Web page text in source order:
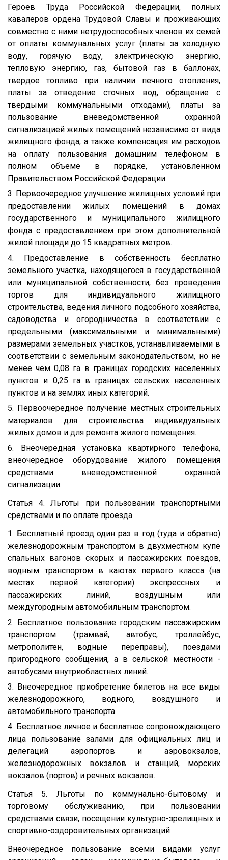
Героев Труда Российской Федерации, полных
кавалеров ордена Трудовой Славы и проживающих
совместно с ними нетрудоспособных членов их семей
от оплаты коммунальных услуг (платы за холодную
воду, горячую воду, электрическую энергию,
тепловую энергию, газ, бытовой газ в баллонах,
твердое топливо при наличии печного отопления,
платы за отведение сточных вод, обращение с
твердыми коммунальными отходами), платы за
пользование вневедомственной охранной
сигнализацией жилых помещений независимо от вида
жилищного фонда, а также компенсация им расходов
на оплату пользования домашним телефоном в
полном объеме в порядке, установленном
Правительством Российской Федерации.
3. Первоочередное улучшение жилищных условий при
предоставлении жилых помещений в домах
государственного и муниципального жилищного
фонда с предоставлением при этом дополнительной
жилой площади до 15 квадратных метров.
4. Предоставление в собственность бесплатно
земельного участка, находящегося в государственной
или муниципальной собственности, без проведения
торгов для индивидуального жилищного
строительства, ведения личного подсобного хозяйства,
садоводства и огородничества в соответствии с
предельными (максимальными и минимальными)
размерами земельных участков, устанавливаемыми в
соответствии с земельным законодательством, но не
менее чем 0,08 га в границах городских населенных
пунктов и 0,25 га в границах сельских населенных
пунктов и на землях иных категорий.
5. Первоочередное получение местных строительных
материалов для строительства индивидуальных
жилых домов и для ремонта жилого помещения.
6. Внеочередная установка квартирного телефона,
внеочередное оборудование жилого помещения
средствами вневедомственной охранной
сигнализации.
Статья 4. Льготы при пользовании транспортными
средствами и по оплате проезда
1. Бесплатный проезд один раз в год (туда и обратно)
железнодорожным транспортом в двухместном купе
спальных вагонов скорых и пассажирских поездов,
водным транспортом в каютах первого класса (на
местах первой категории) экспрессных и
пассажирских линий, воздушным или
междугородным автомобильным транспортом.
2. Бесплатное пользование городским пассажирским
транспортом (трамвай, автобус, троллейбус,
метрополитен, водные переправы), поездами
пригородного сообщения, а в сельской местности -
автобусами внутриобластных линий.
3. Внеочередное приобретение билетов на все виды
железнодорожного, водного, воздушного и
автомобильного транспорта.
4. Бесплатное личное и бесплатное сопровождающего
лица пользование залами для официальных лиц и
делегаций аэропортов и аэровокзалов,
железнодорожных вокзалов и станций, морских
вокзалов (портов) и речных вокзалов.
Статья 5. Льготы по коммунально-бытовому и
торговому обслуживанию, при пользовании
средствами связи, посещении культурно-зрелищных и
спортивно-оздоровительных организаций
Внеочередное пользование всеми видами услуг